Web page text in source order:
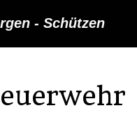
- Schützen